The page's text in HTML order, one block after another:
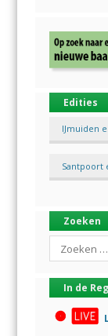
Edities
IJmuiden
Santpoort
Zoeken
Search
In de